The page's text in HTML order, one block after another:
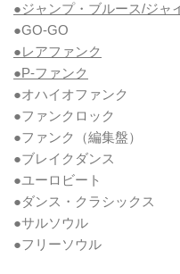
●ジャンプ・ブルース/ジャ
●GO-GO
●レアファンク
●P-ファンク
●オハイオファンク
●ファンクロック
●ファンク
（編集盤）
●ブレイクダンス
●ユーロビート
●ダンス・クラシックス
●サルソウル
●フリーソウル